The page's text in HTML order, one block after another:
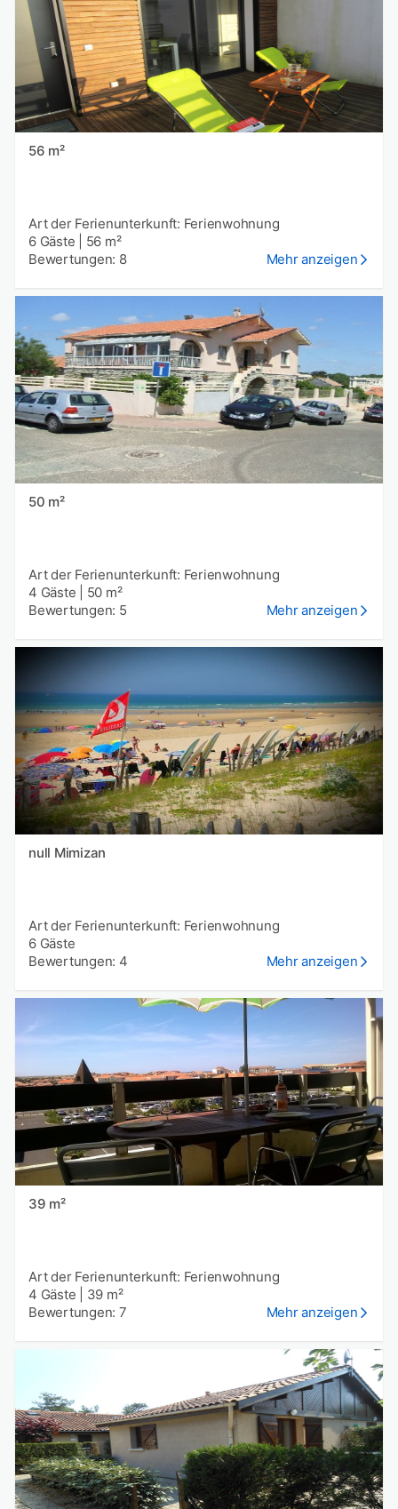
56 m²
Art der Ferienunterkunft: Ferienwohnung
6 Gäste
56 m²
Bewertungen: 8
Mehr anzeigen
50 m²
Art der Ferienunterkunft: Ferienwohnung
4 Gäste
50 m²
Bewertungen: 5
Mehr anzeigen
null Mimizan
Art der Ferienunterkunft: Ferienwohnung
6 Gäste
Bewertungen: 4
Mehr anzeigen
39 m²
Art der Ferienunterkunft: Ferienwohnung
4 Gäste
39 m²
Bewertungen: 7
Mehr anzeigen